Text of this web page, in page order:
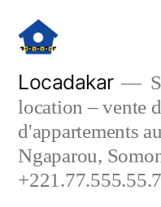
contenu
Locadakar
location – vente
d'appartements
Ngaparou,